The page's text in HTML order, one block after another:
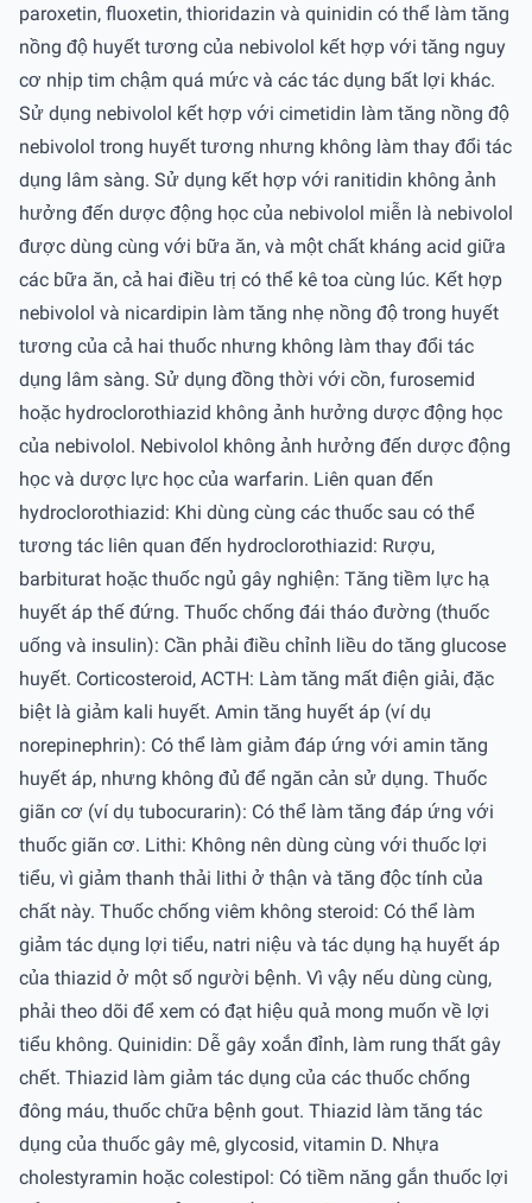
paroxetin, fluoxetin, thioridazin và quinidin có thể làm tăng
nồng độ huyết tương của nebivolol kết hợp với tăng nguy
cơ nhịp tim chậm quá mức và các tác dụng bất lợi khác.
Sử dụng nebivolol kết hợp với cimetidin làm tăng nồng độ
nebivolol trong huyết tương nhưng không làm thay đổi tác
dụng lâm sàng. Sử dụng kết hợp với ranitidin không ảnh
hưởng đến dược động học của nebivolol miễn là nebivolol
được dùng cùng với bữa ăn, và một chất kháng acid giữa
các bữa ăn, cả hai điều trị có thể kê toa cùng lúc. Kết hợp
nebivolol và nicardipin làm tăng nhẹ nồng độ trong huyết
tương của cả hai thuốc nhưng không làm thay đổi tác
dụng lâm sàng. Sử dụng đồng thời với cồn, furosemid
hoặc hydroclorothiazid không ảnh hưởng dược động học
của nebivolol. Nebivolol không ảnh hưởng đến dược động
học và dược lực học của warfarin. Liên quan đến
hydroclorothiazid: Khi dùng cùng các thuốc sau có thể
tương tác liên quan đến hydroclorothiazid: Rượu,
barbiturat hoặc thuốc ngủ gây nghiện: Tăng tiềm lực hạ
huyết áp thế đứng. Thuốc chống đái tháo đường (thuốc
uống và insulin): Cần phải điều chỉnh liều do tăng glucose
huyết. Corticosteroid, ACTH: Làm tăng mất điện giải, đặc
biệt là giảm kali huyết. Amin tăng huyết áp (ví dụ
norepinephrin): Có thể làm giảm đáp ứng với amin tăng
huyết áp, nhưng không đủ để ngăn cản sử dụng. Thuốc
giãn cơ (ví dụ tubocurarin): Có thể làm tăng đáp ứng với
thuốc giãn cơ. Lithi: Không nên dùng cùng với thuốc lợi
tiểu, vì giảm thanh thải lithi ở thận và tăng độc tính của
chất này. Thuốc chống viêm không steroid: Có thể làm
giảm tác dụng lợi tiểu, natri niệu và tác dụng hạ huyết áp
của thiazid ở một số người bệnh. Vì vậy nếu dùng cùng,
phải theo dõi để xem có đạt hiệu quả mong muốn về lợi
tiểu không. Quinidin: Dễ gây xoắn đỉnh, làm rung thất gây
chết. Thiazid làm giảm tác dụng của các thuốc chống
đông máu, thuốc chữa bệnh gout. Thiazid làm tăng tác
dụng của thuốc gây mê, glycosid, vitamin D. Nhựa
cholestyramin hoặc colestipol: Có tiềm năng gắn thuốc lợi